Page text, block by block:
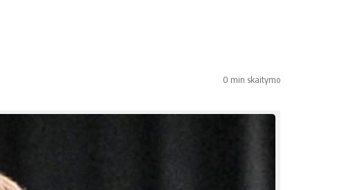
0 min skaitymo